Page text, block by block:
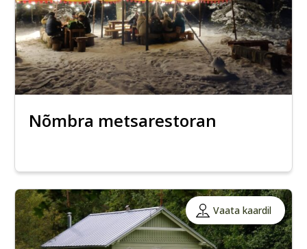
Nõmbra metsarestoran
Vaata kaardil